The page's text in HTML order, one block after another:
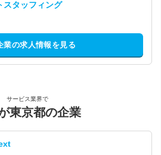
スタッフィング
業の求人情報を見る
サービス業界で
東京都の企業